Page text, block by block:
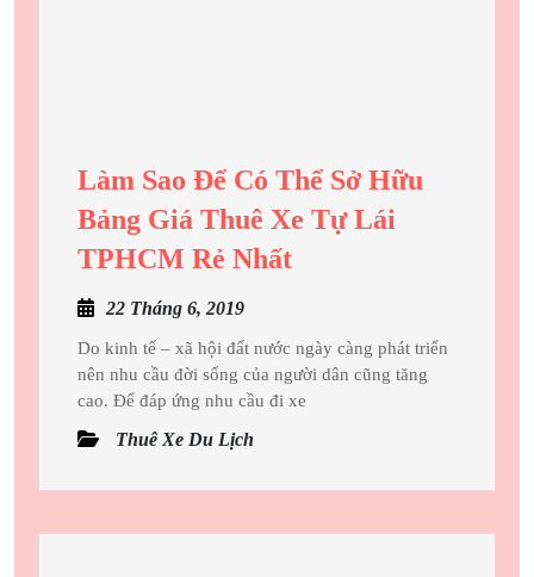
Làm Sao Để Có Thể Sở Hữu
Bảng Giá Thuê Xe Tự Lái
TPHCM Rẻ NhấtLàm
Có
Thể
Bảng
22 Tháng 6, 201922
Tháng
6,
2019
Do kinh tế – xã hội đất nước ngày càng phát triển
nên nhu cầu đời sống của người dân cũng tăng
cao. Để đáp ứng nhu cầu đi xe
Thuê Xe Du Lịch